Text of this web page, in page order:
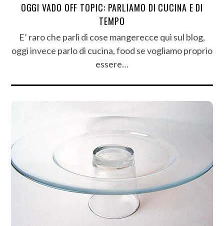
OGGI VADO OFF TOPIC: PARLIAMO DI CUCINA E DI
TEMPO
E’ raro che parli di cose mangerecce qui sul blog,
oggi invece parlo di cucina, food se vogliamo proprio
essere…